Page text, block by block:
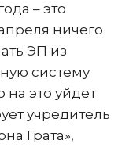
– это
ничего
ЭП из
систему
на это уйдет
учредитель
Грата»,